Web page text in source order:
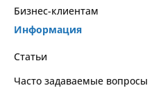
Бизнес-клиентам
Информация
Статьи
Часто задаваемые вопросы